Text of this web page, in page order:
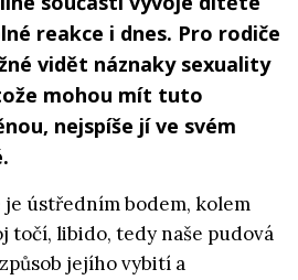
reakce i dnes. Pro rodiče
vidět náznaky sexuality
mohou mít tuto
nejspíše jí ve svém
ústředním bodem, kolem
točí, libido, tedy naše pudová
jejího vybití a